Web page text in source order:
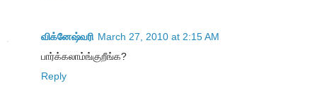
விக்னேஷ்வரி March 27, 2010 at 2:15 AM
பார்க்கலாம்ங்குறீங்க?
Reply